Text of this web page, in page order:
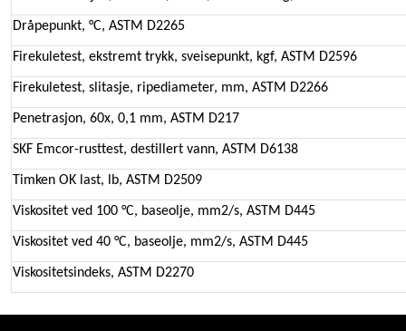
Dråpepunkt, °C, ASTM D2265
Firekuletest, ekstremt trykk, sveisepunkt, kgf, ASTM D2596
Firekuletest, slitasje, ripediameter, mm, ASTM D2266
Penetrasjon, 60x, 0,1 mm, ASTM D217
SKF Emcor-rusttest, destillert vann, ASTM D6138
Timken OK last, lb, ASTM D2509
Viskositet ved 100 °C, baseolje, mm2/s, ASTM D445
Viskositet ved 40 °C, baseolje, mm2/s, ASTM D445
Viskositetsindeks, ASTM D2270